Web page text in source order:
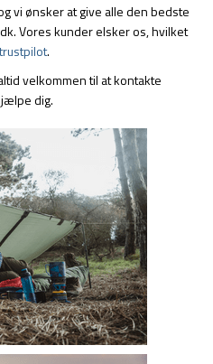
vi ønsker at give alle den bedste
Vores kunder elsker os, hvilket
trustpilot.
velkommen til at kontakte
dig.